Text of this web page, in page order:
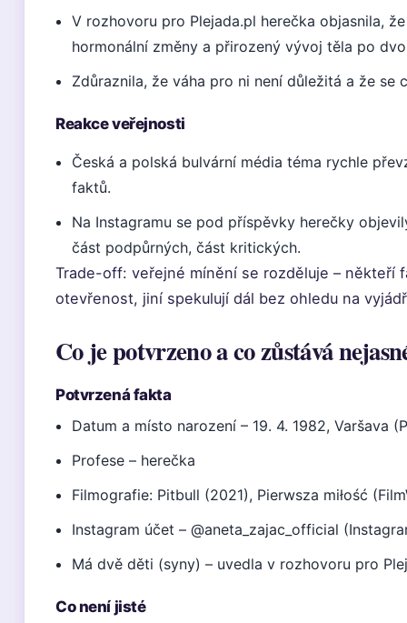
V rozhovoru pro Plejada.pl herečka objasnila,
hormonální změny a přirozený vývoj těla po
Zdůraznila, že váha pro ni není důležitá a že se
Reakce veřejnosti
Česká a polská bulvární média téma rychle
faktů.
Na Instagramu se pod příspěvky herečky
část podpůrných, část kritických.
Trade-off: veřejné mínění se rozděluje – někteří
otevřenost, jiní spekulují dál bez ohledu na
Co je potvrzeno a co zůstává
Potvrzená fakta
Datum a místo narození – 19. 4. 1982, Varšava
Profese – herečka
Filmografie: Pitbull (2021), Pierwsza miłość
Instagram účet – @aneta_zajac_official
Má dvě děti (syny) – uvedla v rozhovoru pro
Co není jisté